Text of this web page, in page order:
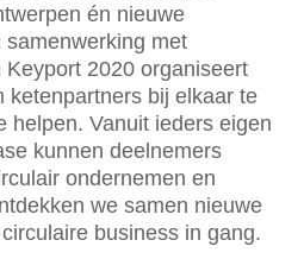
én nieuwe
samenwerking met
2020 organiseert
ketenpartners bij elkaar te
helpen. Vanuit ieders eigen
kunnen deelnemers
ondernemen en
we samen nieuwe
business in gang.